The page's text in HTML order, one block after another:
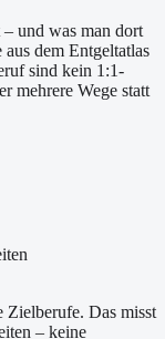
und was man dort
dem Entgeltatlas
sind kein 1:1-
mehrere Wege statt
Zielberufe. Das misst
– keine